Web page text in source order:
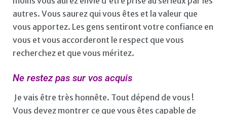
autres. Vous saurez qui vous êtes et la valeur que
vous apportez. Les gens sentiront votre confiance en
vous et vous accorderont le respect que vous
recherchez et que vous méritez.
Ne restez pas sur vos acquis
Je vais être très honnête. Tout dépend de vous !
Vous devez montrer ce que vous êtes capable de